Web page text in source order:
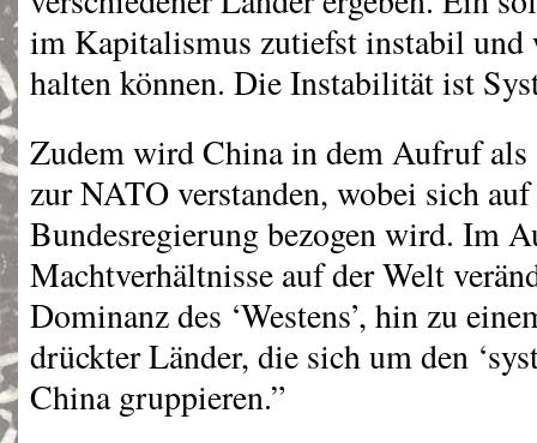
im Kapitalismus zutiefst instabil und
halten können. Die Instabilität ist
Zudem wird China in dem Aufruf als
zurNATOverstanden, wobei sich
Bundesregierung bezogen wird. Im
Machtverhältnisse auf der Welt
Dominanz des ‘Westens’, hin zu
drückter Länder, die sich um den
China gruppieren.”